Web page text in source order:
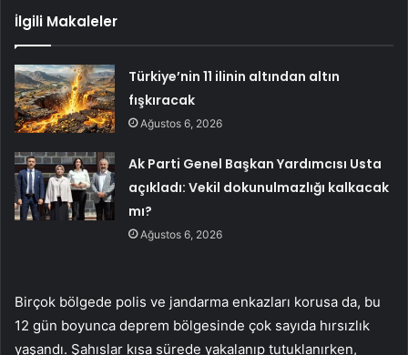
İlgili Makaleler
Türkiye’nin 11 ilinin altından altın
fışkıracak
Ağustos 6, 2026
Ak Parti Genel Başkan Yardımcısı Usta
açıkladı: Vekil dokunulmazlığı kalkacak
mı?
Ağustos 6, 2026
Birçok bölgede polis ve jandarma enkazları korusa da, bu
12 gün boyunca deprem bölgesinde çok sayıda hırsızlık
yaşandı. Şahıslar kısa sürede yakalanıp tutuklanırken,